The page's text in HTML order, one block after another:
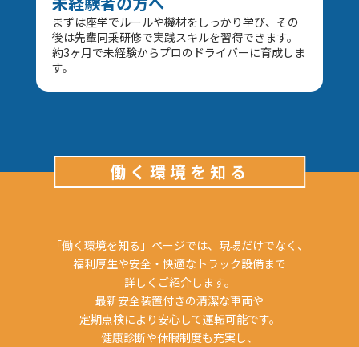
まずは座学でルールや機材をしっかり学び、その
後は先輩同乗研修で実践スキルを習得できます。
約3ヶ月で未経験からプロのドライバーに育成しま
す。
働く環境を知る
「働く環境を知る」ページでは、現場だけでなく、
福利厚生や安全・快適なトラック設備まで
詳しくご紹介します。
最新安全装置付きの清潔な車両や
定期点検により安心して運転可能です。
健康診断や休暇制度も充実し、